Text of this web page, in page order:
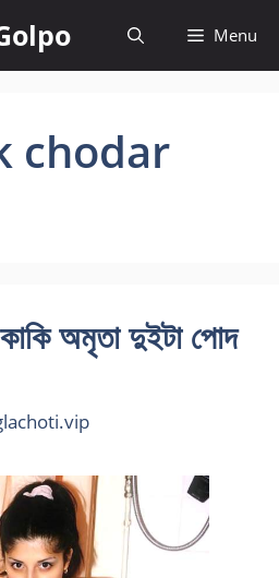
Menu
chodar
অমৃতা দুইটা পোদ